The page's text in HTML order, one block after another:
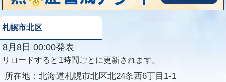
札幌市北区
8月8日 00:00発表
リロードすると1時間ごとに更新されます。
所在地： 北海道札幌市北区北24条西6丁目1-1